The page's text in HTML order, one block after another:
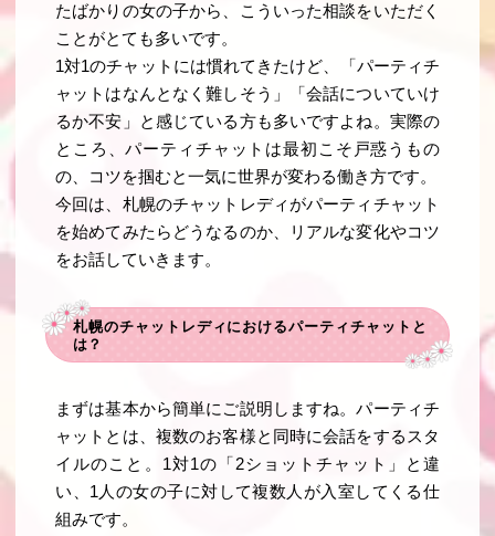
たばかりの女の子から、こういった相談をいただく
ことがとても多いです。
1対1のチャットには慣れてきたけど、「パーティチ
ャットはなんとなく難しそう」「会話についていけ
るか不安」と感じている方も多いですよね。実際の
ところ、パーティチャットは最初こそ戸惑うもの
の、コツを掴むと一気に世界が変わる働き方です。
今回は、札幌のチャットレディがパーティチャット
を始めてみたらどうなるのか、リアルな変化やコツ
をお話していきます。
札幌のチャットレディにおけるパーティチャットと
は？
まずは基本から簡単にご説明しますね。パーティチ
ャットとは、複数のお客様と同時に会話をするスタ
イルのこと。1対1の「2ショットチャット」と違
い、1人の女の子に対して複数人が入室してくる仕
組みです。